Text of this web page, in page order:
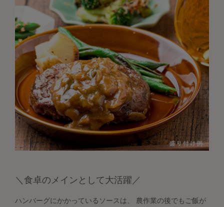
＼食卓のメインとして大活躍／
ハンバーグにかかっているソースは、 農作業の後でもご飯が